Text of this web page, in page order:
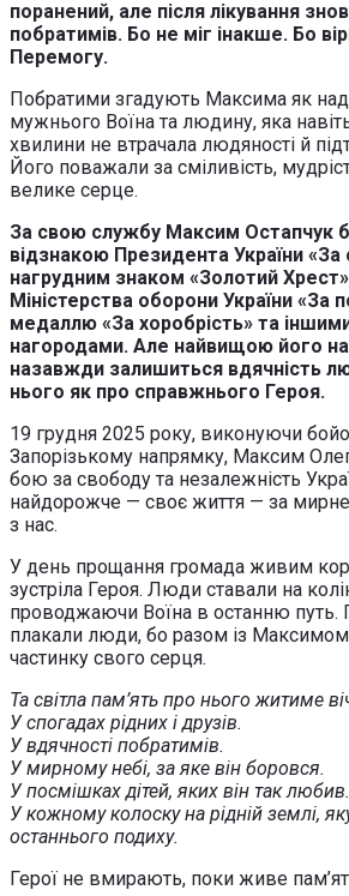
поранений, але після лікування
побратимів. Бо не міг інакше. Бо
Перемогу.
Побратими згадують Максима як
мужнього Воїна та людину, яка
хвилини не втрачала людяності й
Його поважали за сміливість,
велике серце.
За свою службу Максим Остапчук
відзнакою Президента України «За
нагрудним знаком «Золотий
Міністерства оборони України «За
медаллю «За хоробрість» та
нагородами. Але найвищою його
назавжди залишиться вдячність
нього як про справжнього Героя.
19 грудня 2025 року, виконуючи
Запорізькому напрямку, Максим
бою за свободу та незалежність
найдорожче — своє життя — за
з нас.
У день прощання громада живим
зустріла Героя. Люди ставали на
проводжаючи Воїна в останню путь.
плакали люди, бо разом із
частинку свого серця.
Та світла пам’ять про нього житиме
У спогадах рідних і друзів.
У вдячності побратимів.
У мирному небі, за яке він боровся.
У посмішках дітей, яких він так любив.
У кожному колоску на рідній землі,
останнього подиху.
Герої не вмирають, поки живе